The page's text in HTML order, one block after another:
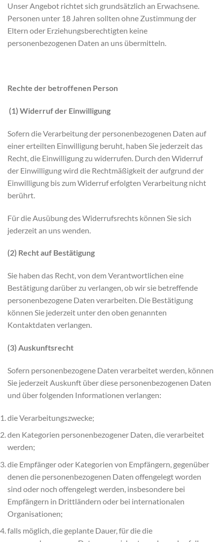
Unser Angebot richtet sich grundsätzlich an Erwachsene.
Personen unter 18 Jahren sollten ohne Zustimmung der
Eltern oder Erziehungsberechtigten keine
personenbezogenen Daten an uns übermitteln.
Rechte der betroffenen Person
(1) Widerruf der Einwilligung
Sofern die Verarbeitung der personenbezogenen Daten auf
einer erteilten Einwilligung beruht, haben Sie jederzeit das
Recht, die Einwilligung zu widerrufen. Durch den Widerruf
der Einwilligung wird die Rechtmäßigkeit der aufgrund der
Einwilligung bis zum Widerruf erfolgten Verarbeitung nicht
berührt.
Für die Ausübung des Widerrufsrechts können Sie sich
jederzeit an uns wenden.
(2) Recht auf Bestätigung
Sie haben das Recht, von dem Verantwortlichen eine
Bestätigung darüber zu verlangen, ob wir sie betreffende
personenbezogene Daten verarbeiten. Die Bestätigung
können Sie jederzeit unter den oben genannten
Kontaktdaten verlangen.
(3) Auskunftsrecht
Sofern personenbezogene Daten verarbeitet werden, können
Sie jederzeit Auskunft über diese personenbezogenen Daten
und über folgenden Informationen verlangen:
die Verarbeitungszwecke;
den Kategorien personenbezogener Daten, die verarbeitet
werden;
die Empfänger oder Kategorien von Empfängern, gegenüber
denen die personenbezogenen Daten offengelegt worden
sind oder noch offengelegt werden, insbesondere bei
Empfängern in Drittländern oder bei internationalen
Organisationen;
falls möglich, die geplante Dauer, für die die